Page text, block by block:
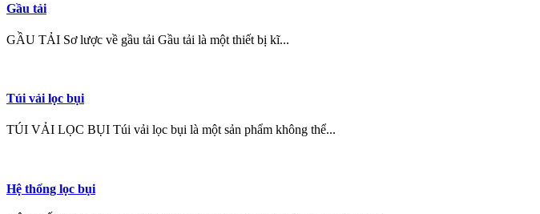
Gầu tải
GẦU TẢI Sơ lược về gầu tải Gầu tải là một thiết bị kĩ...
Túi vải lọc bụi
TÚI VẢI LỌC BỤI Túi vải lọc bụi là một sản phẩm không thể...
Hệ thống lọc bụi